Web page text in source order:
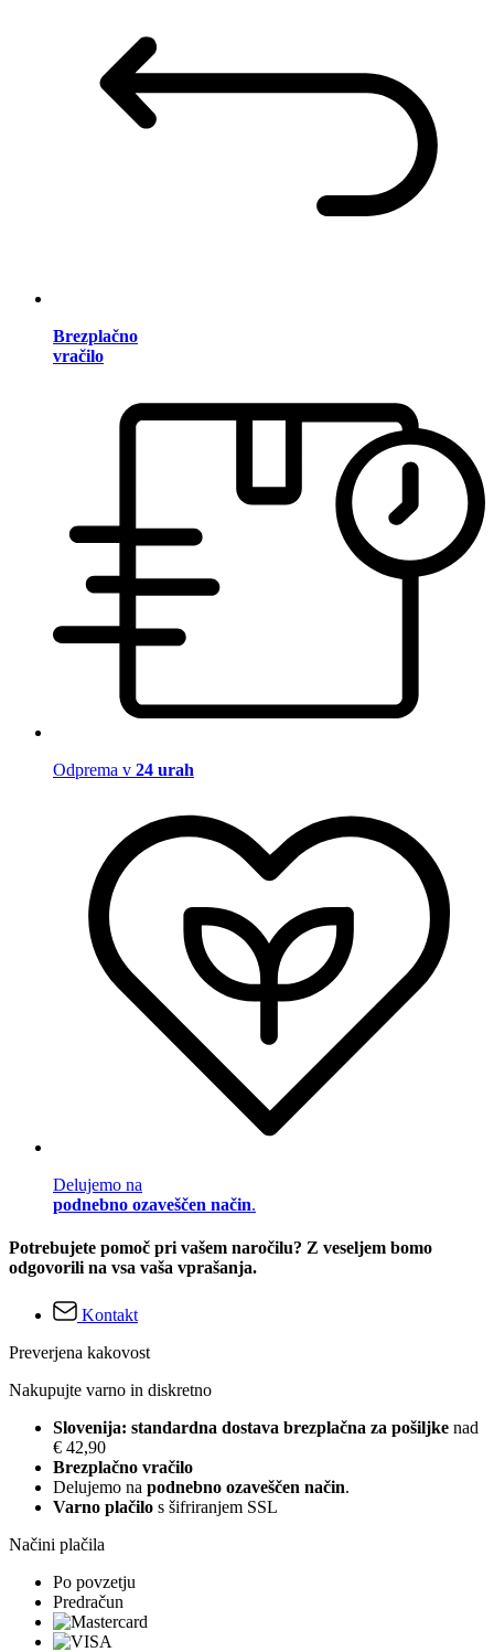
Brezplačno
vračilo
Odprema v 24 urah
Delujemo na
podnebno ozaveščen način.
Potrebujete pomoč pri vašem naročilu? Z veseljem bomo
odgovorili na vsa vaša vprašanja.
Kontakt
Preverjena kakovost
Nakupujte varno in diskretno
Slovenija: standardna dostava brezplačna za pošiljke nad
€ 42,90
Brezplačno vračilo
Delujemo na podnebno ozaveščen način.
Varno plačilo s šifriranjem SSL
Načini plačila
Po povzetju
Predračun